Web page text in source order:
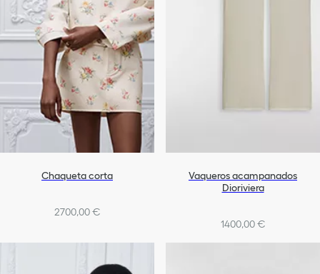
Chaqueta corta
2700,00 €
Vaqueros acampanados
Dioriviera
1400,00 €